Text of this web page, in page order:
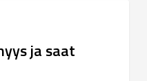
ja saat